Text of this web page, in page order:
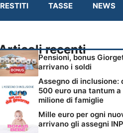
TASSE NEWS
recenti
Pensioni, bonus
arrivano i soldi
Assegno di inclusione:
500 euro una tantum a
milione di famiglie
Mille euro per ogni
arrivano gli assegni